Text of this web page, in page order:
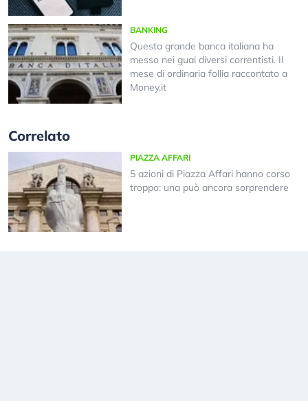
BANKING
Questa grande banca italiana ha
messo nei guai diversi correntisti. Il
mese di ordinaria follia raccontato a
Money.it
Correlato
PIAZZA AFFARI
5 azioni di Piazza Affari hanno corso
troppo: una può ancora sorprendere